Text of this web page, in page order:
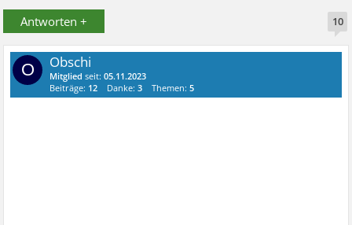
Antworten + 10
O Obschi
Mitglied seit:05.11.2023
Beiträge: 12 Danke:3 Themen:5